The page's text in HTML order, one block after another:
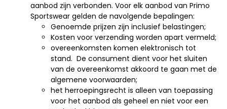
aanbod zijn verbonden. Voor elk aanbod van Primo
Sportswear gelden de navolgende bepalingen:
Genoemde prijzen zijn inclusief belastingen;
Kosten voor verzending worden apart vermeld;
overeenkomsten komen elektronisch tot
stand. De consument dient voor het sluiten
van de overeenkomst akkoord te gaan met de
algemene voorwaarden;
het herroepingsrecht is alleen van toepassing
voor het aanbod als geheel en niet voor een